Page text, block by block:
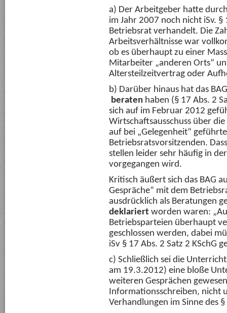
a) Der Arbeitgeber hatte
im Jahr 2007 noch nicht iSv. §
Betriebsrat verhandelt. Die
Arbeitsverhältnisse war
ob es überhaupt zu einer
Mitarbeiter „anderen Orts“
Altersteilzeitvertrag oder
b) Darüber hinaus hat das
beraten haben (§ 17 Abs. 2
sich auf im Februar 2012
Wirtschaftsausschuss über
auf bei „Gelegenheit“
Betriebsratsvorsitzenden.
stellen leider sehr häufig in
vorgegangen wird.
Kritisch äußert sich das BAG
Gespräche“ mit dem
ausdrücklich als Beratungen
deklariert worden waren:
Betriebsparteien überhaupt
geschlossen werden, dabei
iSv § 17 Abs. 2 Satz 2 KSchG
c) Schließlich sei die
am 19.3.2012) eine bloße
weiteren Gesprächen
Informationsschreiben, nicht
Verhandlungen im Sinne des §